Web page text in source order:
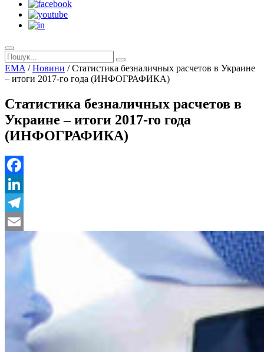
EMA /Новини /Статистика безналичных расчетов в Украине
– итоги 2017-го года (ИНФОГРАФИКА)
Статистика безналичных расчетов в
Украине – итоги 2017-го года
(ИНФОГРАФИКА)
Facebook
LinkedIn
Telegram